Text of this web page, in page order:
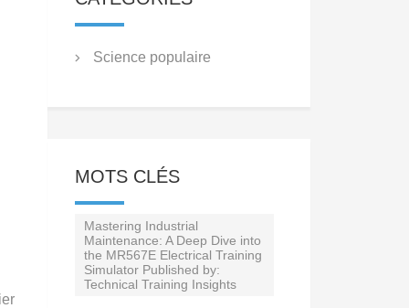
Science populaire
MOTS CLÉS
Mastering Industrial
Maintenance: A Deep Dive into
the MR567E Electrical Training
Simulator Published by:
Technical Training Insights